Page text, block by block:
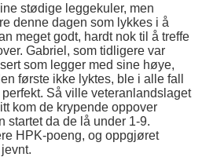
stødige leggekuler, men
denne dagen som lykkes i å
meget godt, hardt nok til å treffe
Gabriel, som tidligere var
som legger med sine høye,
første ikke lyktes, ble i alle fall
Så ville veteranlandslaget
kom de krypende oppover
startet da de lå under 1-9.
HPK-poeng, og oppgjøret